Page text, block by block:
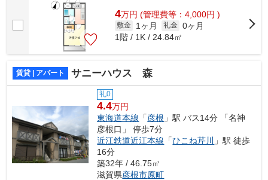
4万円 (管理費等：4,000円 )
敷金 1ヶ月 礼金 0ヶ月
1階 / 1K / 24.84㎡
賃貸 | アパート サニーハウス 森
礼0
4.4万円
東海道本線 「彦根 」駅 バス14分 「名神
彦根口」 停歩7分
近江鉄道近江本線 「ひこね芹川
」駅 徒歩
16分
築32年 / 46.75㎡
滋賀県彦根市原町